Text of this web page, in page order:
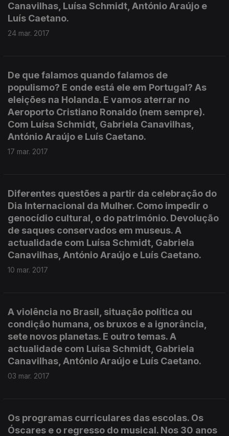
Canavilhas, Luísa Schmidt, António Araújo e
Luís Caetano.
24 mar. 2017
De que falamos quando falamos de
populismo? E onde está ele em Portugal? As
eleições na Holanda. E vamos aterrar no
Aeroporto Cristiano Ronaldo (nem sempre).
Com Luísa Schmidt, Gabriela Canavilhas,
António Araújo e Luís Caetano.
17 mar. 2017
Diferentes questões a partir da celebração do
Dia Internacional da Mulher. Como impedir o
genocídio cultural, o do património. Devolução
de saques conservados em museus. A
actualidade com Luísa Schmidt, Gabriela
Canavilhas, António Araújo e Luís Caetano.
10 mar. 2017
A violência no Brasil, situação política ou
condição humana, os bruxos e a ignorância,
sete novos planetas. E outro temas. A
actualidade com Luísa Schmidt, Gabriela
Canavilhas, António Araújo e Luís Caetano.
03 mar. 2017
Os programas curriculares das escolas. Os
Óscares e o regresso do musical. Nos 30 anos